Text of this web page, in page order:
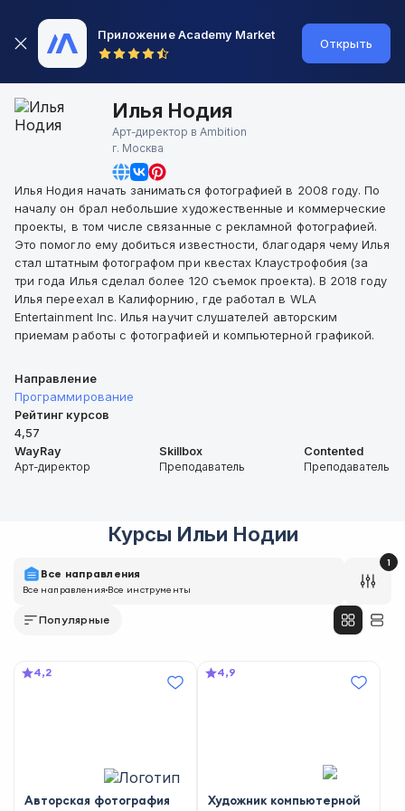
Приложение Academy Market
Открыть
Илья Нодия
Арт-директор в Ambition
г. Москва
Илья Нодия начать заниматься фотографией в 2008 году. По
началу он брал небольшие художественные и коммерческие
проекты, в том числе связанные с рекламной фотографией.
Это помогло ему добиться известности, благодаря чему Илья
стал штатным фотографом при квестах Клаустрофобия (за
три года Илья сделал более 120 съемок проекта). В 2018 году
Илья переехал в Калифорнию, где работал в WLA
Entertainment Inc. Илья научит слушателей авторским
приемам работы с фотографией и компьютерной графикой.
Направление
Программирование
Рейтинг курсов
4,57
WayRay
Арт-директор
Skillbox
Преподаватель
Contented
Преподаватель
Курсы Ильи Нодии
Все направления
Все направленияВсе инструменты
1
Популярные
4,2
Авторская фотография
4,9
Художник компьютерной